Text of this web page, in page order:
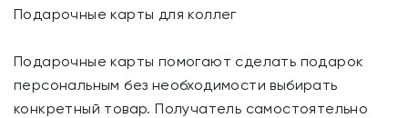
Подарочные карты для коллег
Подарочные карты помогают сделать подарок
персональным без необходимости выбирать
конкретный товар. Получатель самостоятельно